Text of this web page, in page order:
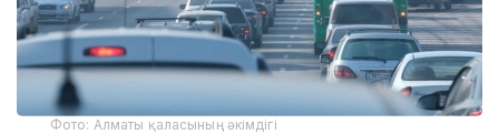
Фото: Алматы қаласының әкімдігі